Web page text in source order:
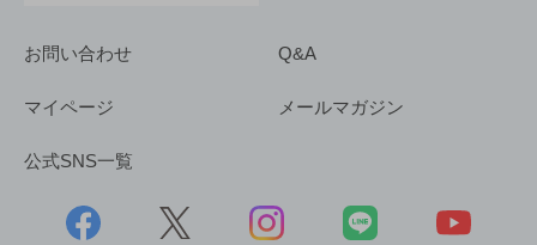
お問い合わせ Q&A
マイページ メールマガジン
公式SNS一覧